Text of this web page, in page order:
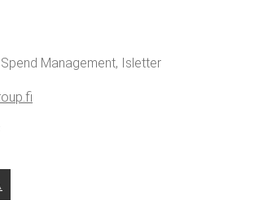
Mana­ge­ment, Isletter